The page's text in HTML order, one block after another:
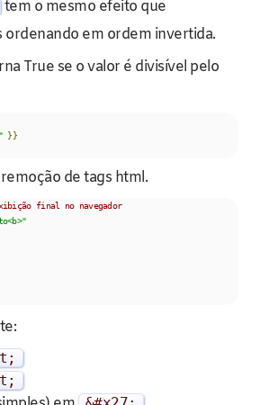
tem o mesmo efeito que
ordenando em ordem invertida.
True se o valor é divisível pelo
}}
de tags html.
final no navegador
;
;